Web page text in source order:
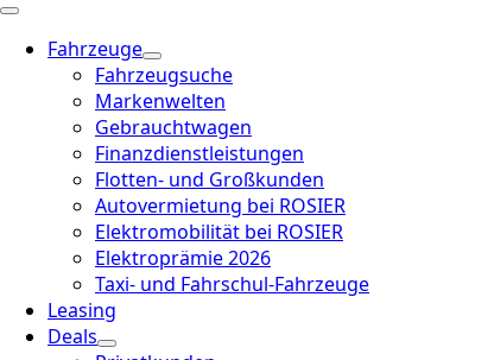
Fahrzeuge
Fahrzeugsuche
Markenwelten
Gebrauchtwagen
Finanzdienstleistungen
Flotten- und Großkunden
Autovermietung bei ROSIER
Elektromobilität bei ROSIER
Elektroprämie 2026
Taxi- und Fahrschul-Fahrzeuge
Leasing
Deals